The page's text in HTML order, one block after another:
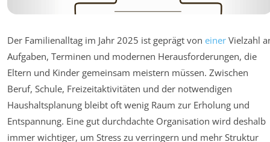
Der Familienalltag im Jahr 2025 ist geprägt von einer Vielzahl
Aufgaben, Terminen und modernen Herausforderungen, die
Eltern und Kinder gemeinsam meistern müssen. Zwischen
Beruf, Schule, Freizeitaktivitäten und der notwendigen
Haushaltsplanung bleibt oft wenig Raum zur Erholung und
Entspannung. Eine gut durchdachte Organisation wird deshalb
immer wichtiger, um Stress zu verringern und mehr Struktur